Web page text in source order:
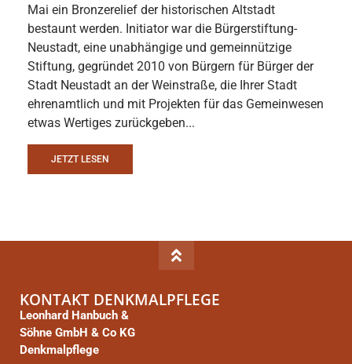
Mai ein Bronzerelief der historischen Altstadt
bestaunt werden. Initiator war die Bürgerstiftung-
Neustadt, eine unabhängige und gemeinnützige
Stiftung, gegründet 2010 von Bürgern für Bürger der
Stadt Neustadt an der Weinstraße, die Ihrer Stadt
ehrenamtlich und mit Projekten für das Gemeinwesen
etwas Wertiges zurückgeben...
JETZT LESEN
KONTAKT DENKMALPFLEGE
Leonhard Hanbuch &
Söhne GmbH & Co KG
Denkmalpflege